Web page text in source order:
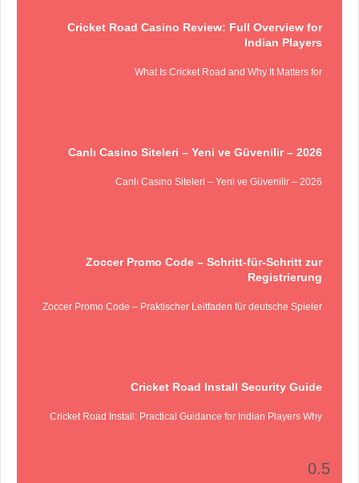
Cricket Road Casino Review: Full Overview for
Indian Players
What Is Cricket Road and Why It Matters for
Canlı Casino Siteleri – Yeni ve Güvenilir – 2026
Canlı Casino Siteleri – Yeni ve Güvenilir – 2026
Zoccer Promo Code – Schritt‑für‑Schritt zur
Registrierung
Zoccer Promo Code – Praktischer Leitfaden für deutsche Spieler
Cricket Road Install Security Guide
Cricket Road Install: Practical Guidance for Indian Players Why